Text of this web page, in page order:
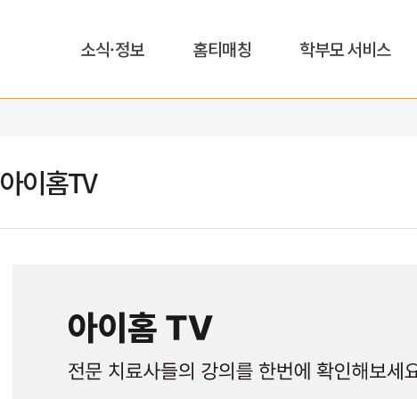
소식·정보 홈티매칭 학부모 서비스
아이홈TV